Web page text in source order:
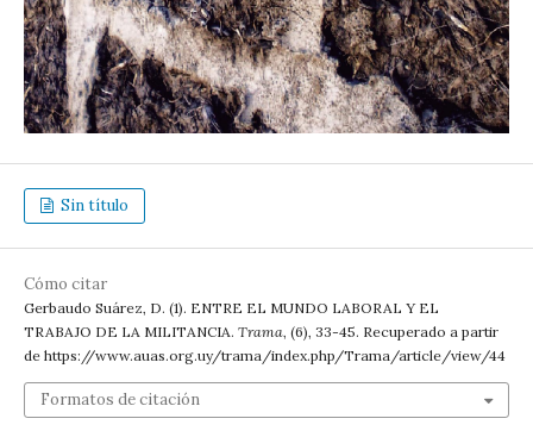
Sin título
Cómo citar
Gerbaudo Suárez, D. (1). ENTRE EL MUNDO LABORAL Y EL
TRABAJO DE LA MILITANCIA. Trama, (6), 33-45. Recuperado a partir
de https://www.auas.org.uy/trama/index.php/Trama/article/view/44
Formatos de citación